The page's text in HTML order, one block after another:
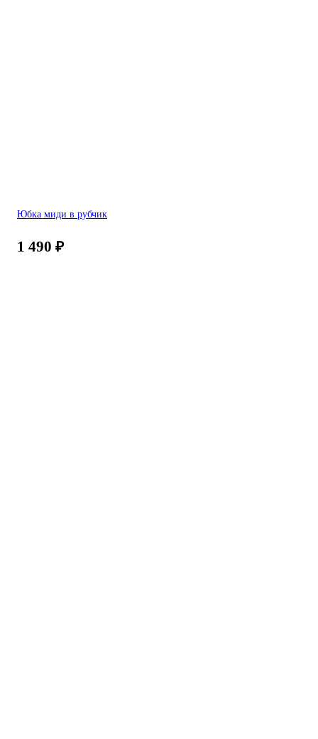
Юбка миди в рубчик
1 490 ₽